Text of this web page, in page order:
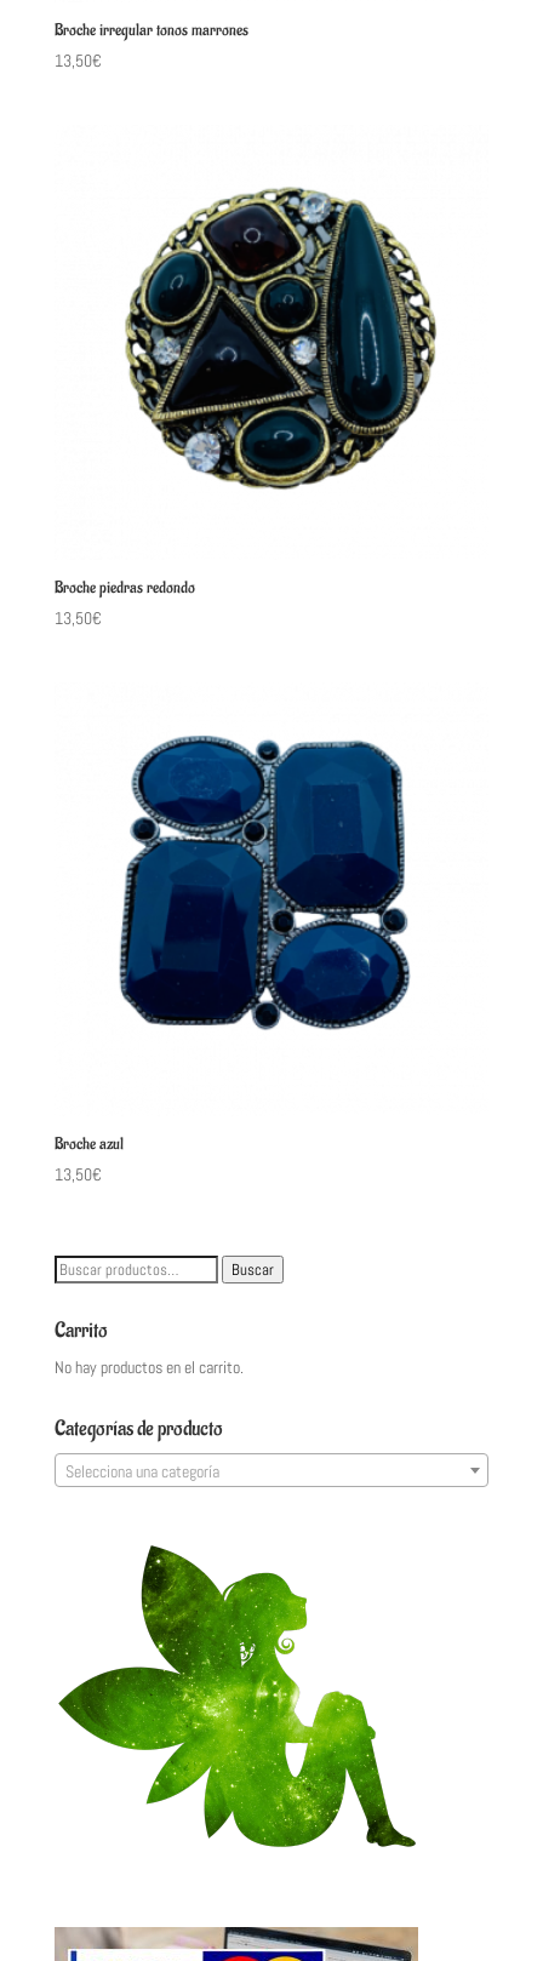
Broche irregular tonos marrones
13,50€
Broche piedras redondo
13,50€
Broche azul
13,50€
Buscar
Buscar
Carrito
No hay productos en el carrito.
Categorías de producto
Selecciona una categoría